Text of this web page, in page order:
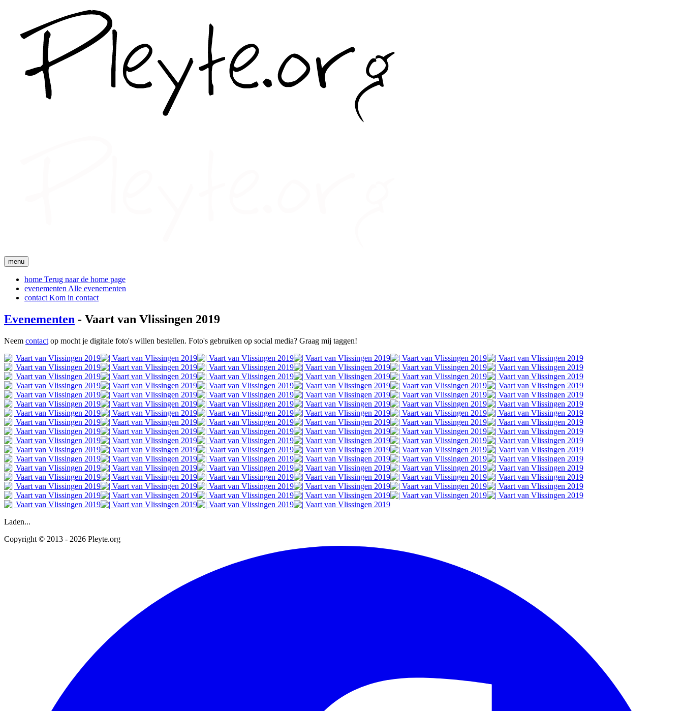
menu
home Terug naar de home page
evenementen Alle evenementen
contact Kom in contact
Evenementen - Vaart van Vlissingen 2019
Neem contact op mocht je digitale foto's willen bestellen. Foto's gebruiken op social media? Graag mij taggen!
Laden...
Copyright © 2013 - 2026 Pleyte.org